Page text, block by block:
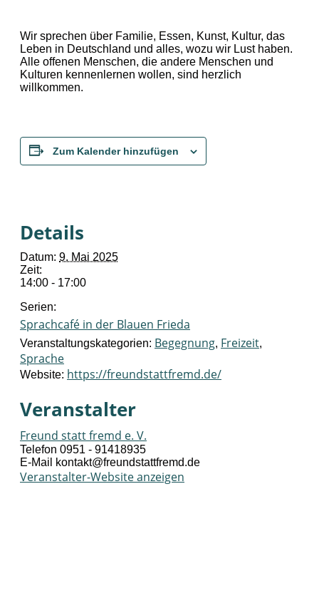
Wir sprechen über Familie, Essen, Kunst, Kultur, das
Leben in Deutschland und alles, wozu wir Lust haben.
Alle offenen Menschen, die andere Menschen und
Kulturen kennenlernen wollen, sind herzlich
willkommen.
Zum Kalender hinzufügen
Details
Datum: 9. Mai 2025
Zeit:
14:00 - 17:00
Serien:
Sprachcafé in der Blauen Frieda
Veranstaltungskategorien: Begegnung, Freizeit,
Sprache
Website: https://freundstattfremd.de/
Veranstalter
Freund statt fremd e. V.
Telefon 0951 - 91418935
E-Mail
kontakt@freundstattfremd.de
Veranstalter-Website anzeigen